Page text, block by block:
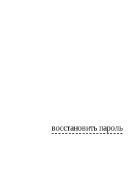
восстановить пароль